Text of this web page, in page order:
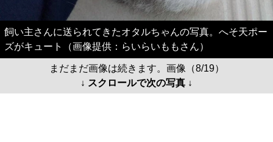
飼い主さんに送られてきたオタルちゃんの写真。へそ天ポー
ズがキュート（画像提供：らいらいももさん）
まだまだ画像は続きます。画像（8/19）
↓ スクロールで次の写真 ↓